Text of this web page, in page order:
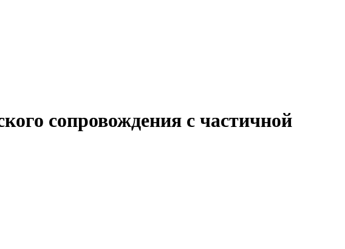
сопровождения с частичной